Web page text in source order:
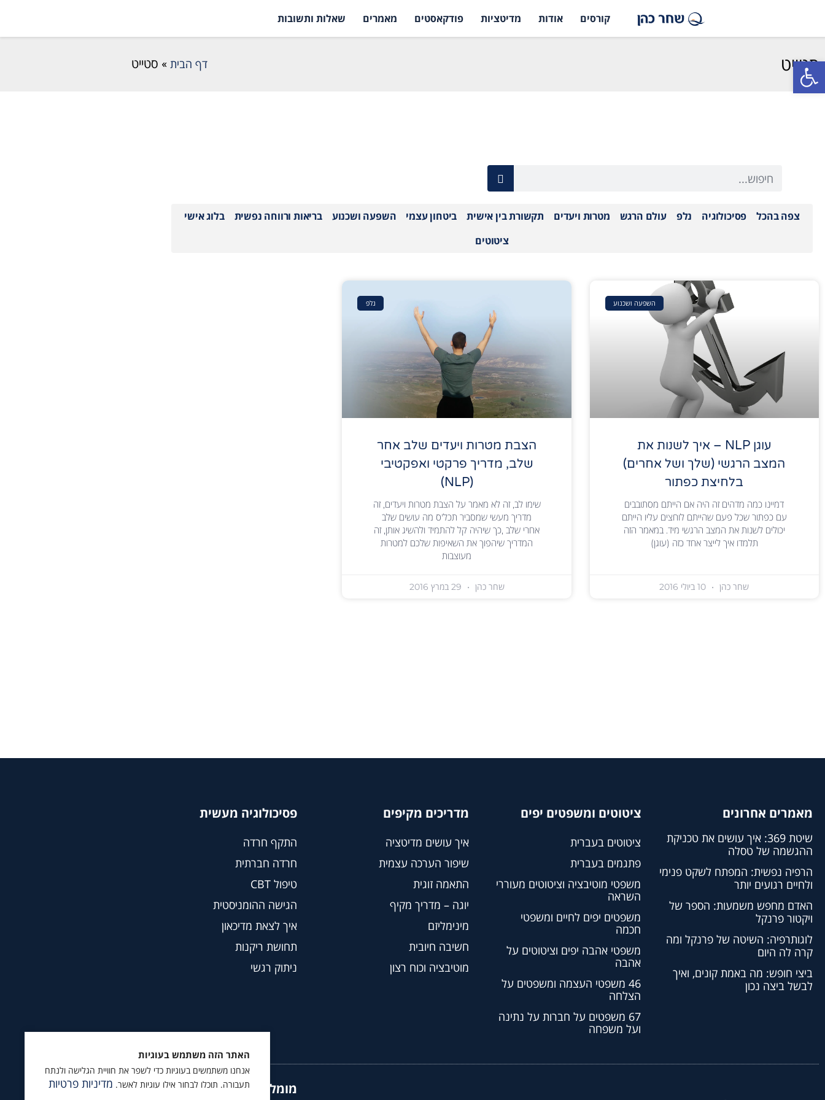
פתח סרגל נגישות
האתר הזה משתמש בעוגיות
אנחנו משתמשים בעוגיות כדי לשפר את חוויית הגלישה ולנתח
תעבורה. תוכלו לבחור אילו עוגיות לאשר. מדיניות פרטיות
קורסים אודות מדיטציות פודקאסטים מאמרים שאלות ותשובות
סטייט דף הבית » סטייט
צפה בהכל פסיכולוגיה נלפ עולם הרגש מטרות ויעדים תקשורת בין אישית ביטחון עצמי השפעה ושכנוע בריאות ורווחה נפשית
בלוג אישי
ציטוטים
השפעה ושכנוע
עוגן NLP – איך לשנות את
המצב הרגשי (שלך ושל אחרים)
בלחיצת כפתור
דמיינו כמה מדהים זה היה אם הייתם מסתובבים
עם כפתור שכל פעם שהייתם לוחצים עליו הייתם
יכולים לשנות את המצב הרגשי מיד. במאמר הזה
תלמדו איך לייצר אחד כזה (עוגן)
שחר כהן
נלפ
הצבת מטרות ויעדים שלב אחר
שלב, מדריך פרקטי ואפקטיבי
(NLP)
שימו לב, זה לא מאמר על הצבת מטרות ויעדים, זה
מדריך מעשי שמסביר תכל'ס מה עושים שלב
אחרי שלב ,כך שיהיה קל להתמיד ולהשיג אותן, זה
המדריך שיהפוך את השאיפות שלכם למטרות
מעוצבות
שחר כהן
מאמרים אחרונים
שיטת 369: איך עושים את טכניקת
ההגשמה של טסלה
הרפיה נפשית: המפתח לשקט פנימי
ולחיים רגועים יותר
האדם מחפש משמעות: הספר של
ויקטור פרנקל
לוגותרפיה: השיטה של פרנקל ומה
קרה לה היום
ביצי חופש: מה באמת קונים, ואיך
לבשל ביצה נכון
ציטוטים ומשפטים יפים
ציטוטים בעברית
פתגמים בעברית
משפטי מוטיבציה וציטוטים מעוררי
השראה
משפטים יפים לחיים ומשפטי
חכמה
משפטי אהבה יפים וציטוטים על
אהבה
46 משפטי העצמה ומשפטים על
הצלחה
67 משפטים על חברות על נתינה
ועל משפחה
מדריכים מקיפים
איך עושים מדיטציה
שיפור הערכה עצמית
התאמה זוגית
יוגה – מדריך מקיף
מינימליזם
חשיבה חיובית
מוטיבציה וכוח רצון
פסיכולוגיה מעשית
התקף חרדה
חרדה חברתית
טיפול CBT
הגישה ההומניסטית
איך לצאת מדיכאון
תחושת ריקנות
ניתוק רגשי
מומלץ לעקוב גם ב